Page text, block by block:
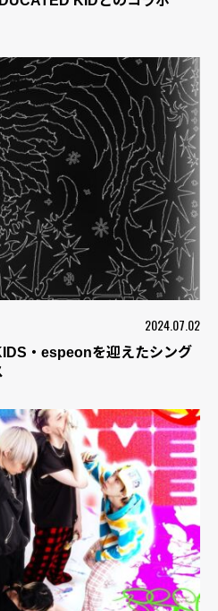
2024.07.02
・espeonを迎えたシング